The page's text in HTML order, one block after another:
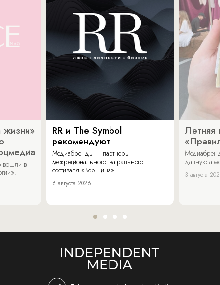
жизни»
вошли в
RR и The Symbol
рекомендуют
Медиабренды – партнеры
межрегионального театрального
фестиваля «Вершина».
6 августа 2026
Летняя
дачную
3 августа